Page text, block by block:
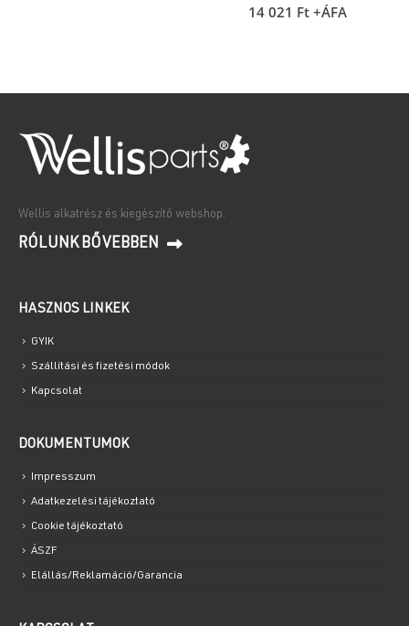
14 021 Ft +ÁFA
Wellis alkatrész és kiegészítő webshop.
RÓLUNK BŐVEBBEN
HASZNOS LINKEK
GYIK
Szállítási és fizetési módok
Kapcsolat
DOKUMENTUMOK
Impresszum
Adatkezelési tájékoztató
Cookie tájékoztató
ÁSZF
Elállás/Reklamáció/Garancia